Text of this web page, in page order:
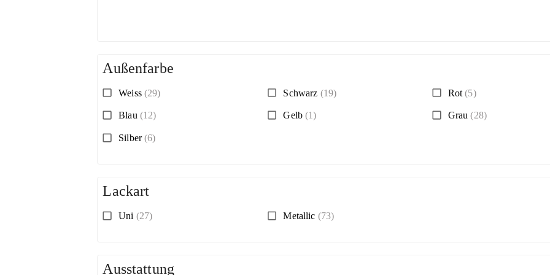
Außenfarbe
Weiss(29) Schwarz (19) Rot (5)
Blau (12) Gelb (1) Grau (28)
Silber(6)
Lackart
Uni (27) Metallic (73)
Ausstattung